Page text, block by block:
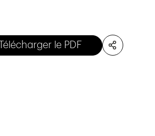
Télécharger le PDF